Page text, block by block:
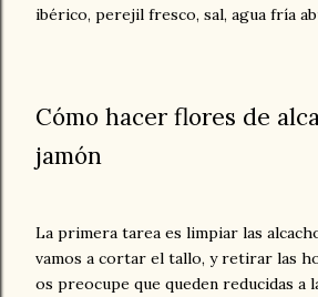
ibérico, perejil fresco, sal, agua fría
Cómo hacer flores de
jamón
La primera tarea es limpiar las
vamos a cortar el tallo, y retirar las
os preocupe que queden reducidas a